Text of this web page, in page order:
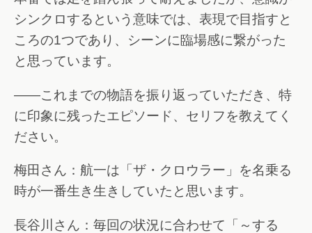
シンクロするという意味では、表現で目指すと
ころの1つであり、シーンに臨場感に繋がった
と思っています。
――これまでの物語を振り返っていただき、特
に印象に残ったエピソード、セリフを教えてく
ださい。
梅田さん：航一は「ザ・クロウラー」を名乗る
時が一番生き生きしていたと思います。
長谷川さん：毎回の状況に合わせて「～する